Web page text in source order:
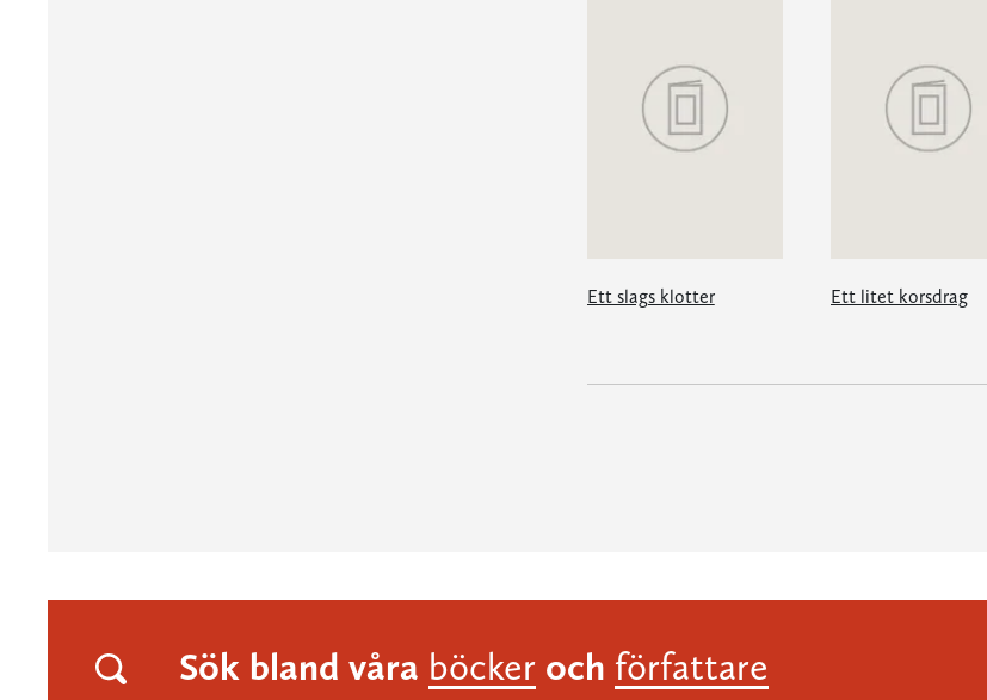
Ett slags klotter Ett litet korsdrag
Sök bland våra böcker och författare